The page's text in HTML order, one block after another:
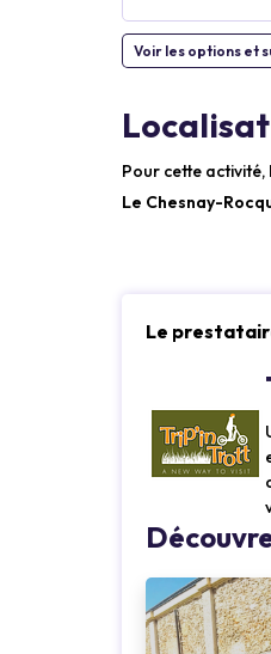
Voir les options et
Pour cette
Le Chesnay-
Le